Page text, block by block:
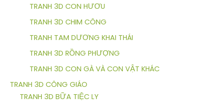
TRANH 3D CON HƯƠU
TRANH 3D CHIM CÔNG
TRANH TAM DƯƠNG KHAI THÁI
TRANH 3D RỒNG PHƯỢNG
TRANH 3D CON GÀ VÀ CON VẬT KHÁC
TRANH 3D CÔNG GIÁO
TRANH 3D BỮA TIỆC LY